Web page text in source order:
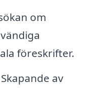
om
föreskrifter.
Skapande av